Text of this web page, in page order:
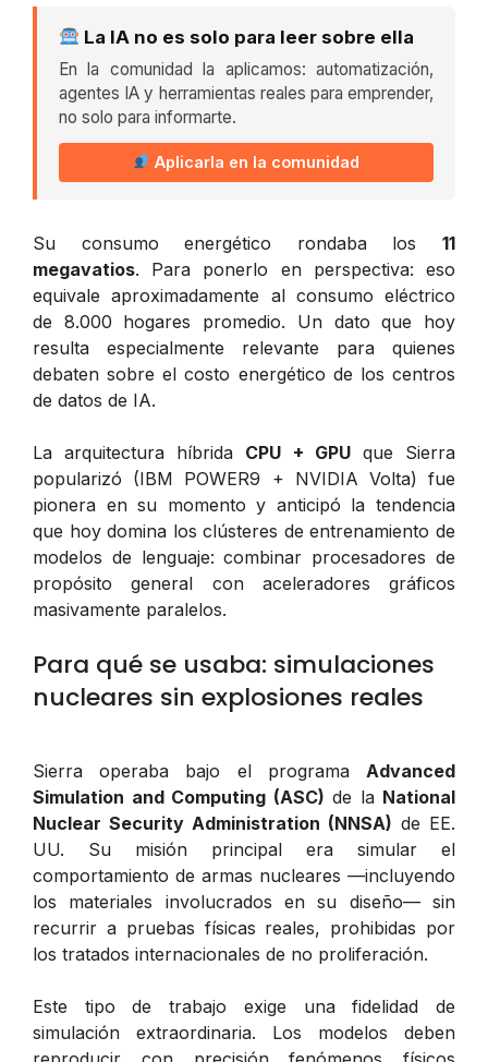
La IA no es solo para leer sobre ella
En la comunidad la aplicamos: automatización,
agentes IA y herramientas reales para emprender,
no solo para informarte.
Aplicarla en la comunidad
Su consumo energético rondaba los 11
megavatios. Para ponerlo en perspectiva: eso
equivale aproximadamente al consumo eléctrico
de 8.000 hogares promedio. Un dato que hoy
resulta especialmente relevante para quienes
debaten sobre el costo energético de los centros
de datos de IA.
La arquitectura híbrida CPU + GPUque Sierra
popularizó (IBM POWER9 + NVIDIA Volta) fue
pionera en su momento y anticipó la tendencia
que hoy domina los clústeres de entrenamiento de
modelos de lenguaje: combinar procesadores de
propósito general con aceleradores gráficos
masivamente paralelos.
Para qué se usaba: simulaciones
nucleares sin explosiones reales
Sierra operaba bajo el programa Advanced
Simulation and Computing (ASC) de la National
Nuclear Security Administration (NNSA) de EE.
UU. Su misión principal era simular el
comportamiento de armas nucleares —incluyendo
los materiales involucrados en su diseño— sin
recurrir a pruebas físicas reales, prohibidas por
los tratados internacionales de no proliferación.
Este tipo de trabajo exige una fidelidad de
simulación extraordinaria. Los modelos deben